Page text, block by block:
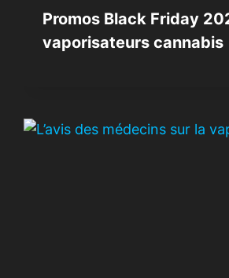
Promos Black Friday
vaporisateurs cannabis